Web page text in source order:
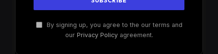
By signing up, you agree to the our terms and
our Privacy Policyagreement.